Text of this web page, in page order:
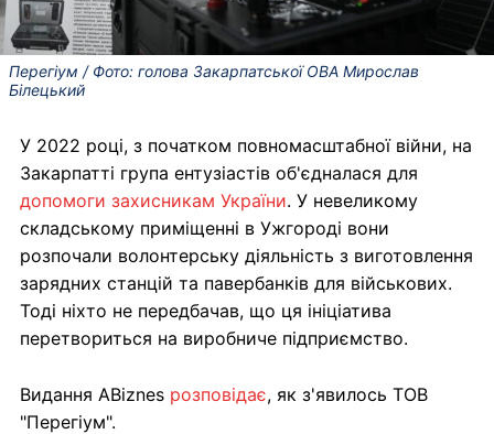
Перегіум / Фото: голова Закарпатської ОВА Мирослав
Білецький
У 2022 році, з початком повномасштабної війни, на
Закарпатті група ентузіастів об'єдналася для
допомоги захисникам України. У невеликому
складському приміщенні в Ужгороді вони
розпочали волонтерську діяльність з виготовлення
зарядних станцій та павербанків для військових.
Тоді ніхто не передбачав, що ця ініціатива
перетвориться на виробниче підприємство.
Видання ABiznes розповідає, як з'явилось ТОВ
"Перегіум".